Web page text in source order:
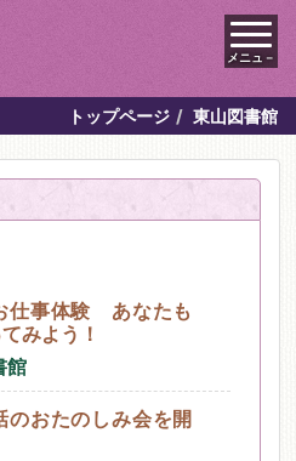
メニュ－
トップページ 東山図書館
仕事体験 あなたも
みよう！
館
のおたのしみ会を開